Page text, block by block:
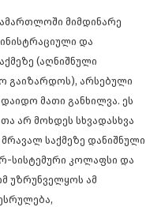
მიმდინარე
და
(აღნიშნული
გაიზარდოს), არსებული
მათი განხილვა. ეს
არ მოხდეს სხვადასხვა
საქმეზე დანიშნული
სისტემური კოლაფსი და
უზრუნველყოს ამ